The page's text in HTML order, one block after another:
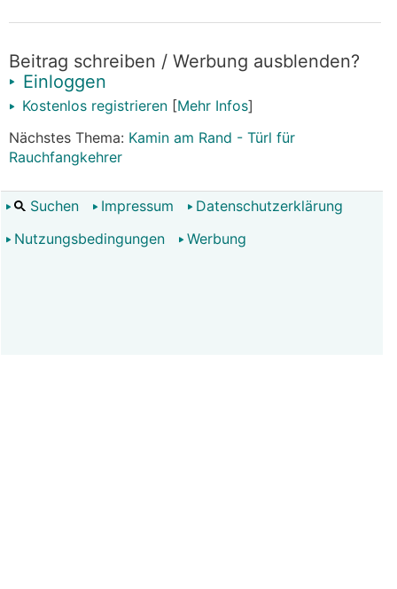
Beitrag schreiben / Werbung ausblenden?
Einloggen
Kostenlos registrieren [Mehr Infos]
Nächstes Thema: Kamin am Rand - Türl für
Rauchfangkehrer
Suchen Impressum
Datenschutzerklärung
Nutzungsbedingungen
Werbung